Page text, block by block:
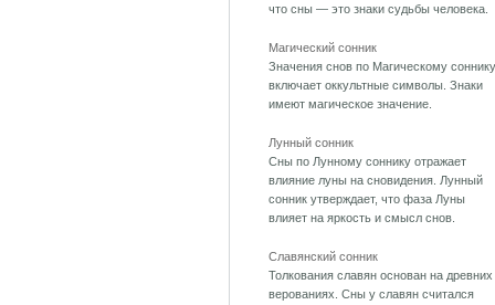
что сны — это знаки судьбы человека.
Магический сонник
Значения снов по Магическому соннику
включает оккультные символы. Знаки
имеют магическое значение.
Лунный сонник
Сны по Лунному соннику отражает
влияние луны на сновидения. Лунный
сонник утверждает, что фаза Луны
влияет на яркость и смысл снов.
Славянский сонник
Толкования славян основан на древних
верованиях. Сны у славян считался